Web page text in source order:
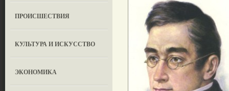
ПРОИСШЕСТВИЯ
КУЛЬТУРА И ИСКУССТВО
ЭКОНОМИКА